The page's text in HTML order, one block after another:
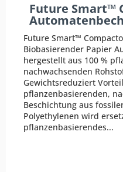
Future Smart™
Future Smart™
Biobasierender Papier
hergestellt aus 100 %
nachwachsenden
Gewichtsreduziert
pflanzenbasierenden,
Beschichtung aus
Polyethylenen wird
pflanzenbasierendes...